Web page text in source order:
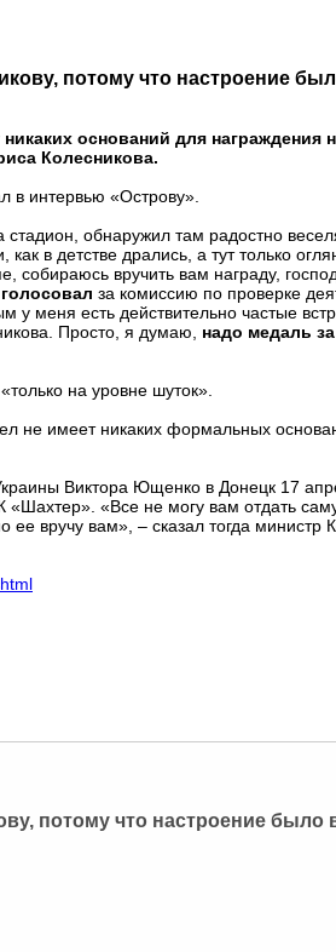
потому что настроение
оснований для награждения
Колесникова.
интервью «Острову».
обнаружил там радостно
в детстве дрались, а тут только
собираюсь вручить вам награду,
за комиссию по проверке
у меня есть действительно частые
Просто, я думаю, надо медаль
на уровне шуток».
не имеет никаких формальных
Виктора Ющенко в Донецк 17
«Все не могу вам отдать
вручу вам», – сказал тогда министр
потому что настроение было